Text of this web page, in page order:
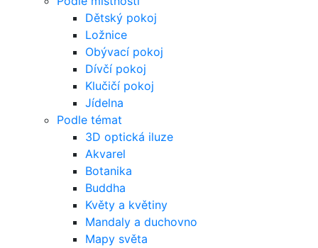
Dětský pokoj
Ložnice
Obývací pokoj
Dívčí pokoj
Klučičí pokoj
Jídelna
Podle témat
3D optická iluze
Akvarel
Botanika
Buddha
Květy a květiny
Mandaly a duchovno
Mapy světa